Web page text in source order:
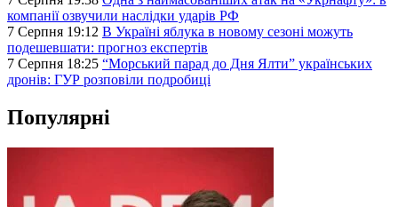
компанії озвучили наслідки ударів РФ
7 Серпня 19:12 В Україні яблука в новому сезоні можуть
подешевшати: прогноз експертів
7 Серпня 18:25 “Морський парад до Дня Ялти” українських
дронів: ГУР розповіли подробиці
Популярні